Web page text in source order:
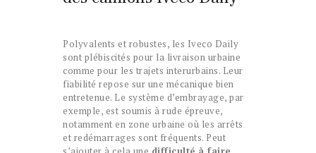
Polyvalents et robustes, les Iveco Daily
sont plébiscités pour la livraison urbaine
comme pour les trajets interurbains. Leur
fiabilité repose sur une mécanique bien
entretenue. Le système d’embrayage, par
exemple, est soumis à rude épreuve,
notamment en zone urbaine où les arrêts
et redémarrages sont fréquents. Peut